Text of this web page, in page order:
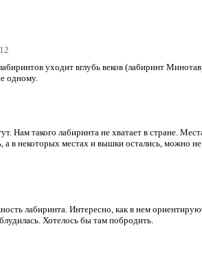
уходит вглубь веков (лабиринт
одному.
Нам такого лабиринта не хватает в стране.
в некоторых местах и вышки остались, можно
лабиринта. Интересно, как в нем
Хотелось бы там побродить.